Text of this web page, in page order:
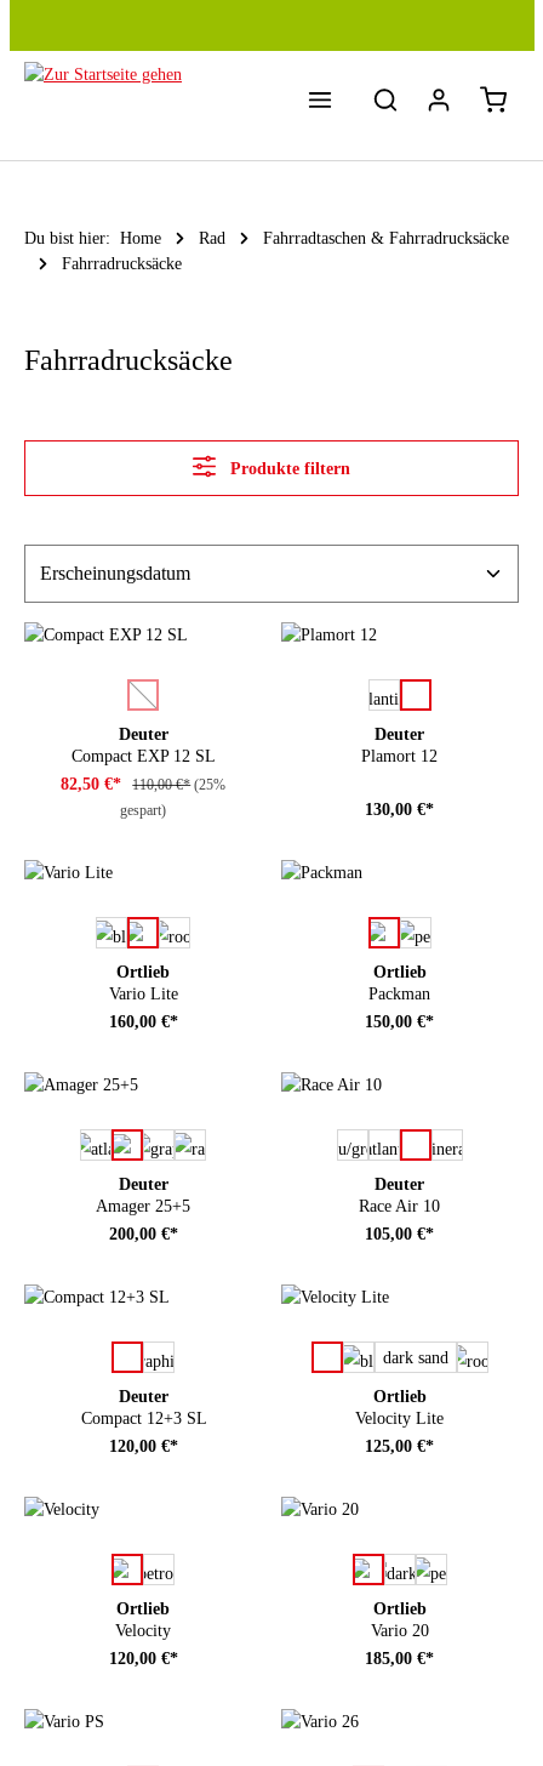
Du bist hier: Home Rad
Fahrradtaschen & Fahrradrucksäcke
Fahrradrucksäcke
Fahrradrucksäcke
Produkte filtern
Deuter
Compact EXP 12 SL
auswählen
(Diese Option ist zurzeit nicht verfügbar.)
82,50 €* 110,00 €* (25%
gespart)
Deuter
Plamort 12
Farbe
130,00 €*
Ortlieb
Vario Lite
Farbe auswählen
160,00 €*
Ortlieb
Packman
Farbeauswählen
150,00 €*
Deuter
Amager 25+5
Farbeauswählen
200,00 €*
Deuter
Race Air 10
Farbeauswählen
105,00 €*
Deuter
Compact 12+3 SL
auswählen
120,00 €*
Ortlieb
Velocity Lite
Farbeauswählen
dark sand
125,00 €*
Ortlieb
Velocity
Farbeauswählen
120,00 €*
Ortlieb
Vario 20
Farbeauswählen
185,00 €*